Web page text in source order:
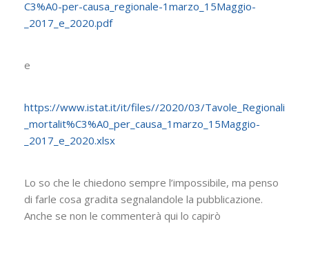
C3%A0-per-causa_regionale-1marzo_15Maggio-
_2017_e_2020.pdf
e
https://www.istat.it/it/files//2020/03/Tavole_Regionali
_mortalit%C3%A0_per_causa_1marzo_15Maggio-
_2017_e_2020.xlsx
Lo so che le chiedono sempre l’impossibile, ma penso
di farle cosa gradita segnalandole la pubblicazione.
Anche se non le commenterà qui lo capirò